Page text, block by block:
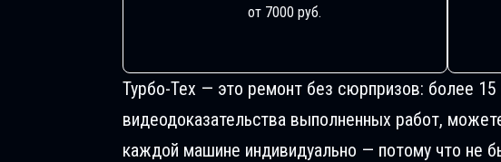
от 7000 руб.
Турбо-Тех — это ремонт без сюрпризов: более
видеодоказательства выполненных работ,
каждой машине индивидуально — потому что не